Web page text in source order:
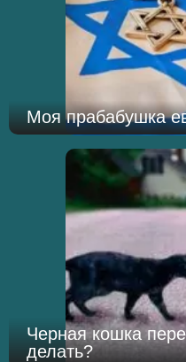
Моя прабабушка
Черная кошка
делать?